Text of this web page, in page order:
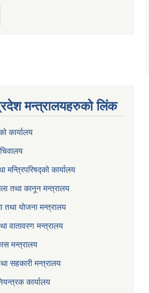
मन्त्रालयहरुको लिंक
कार्यालय
मन्त्रिपरिषद्को कार्यालय
तथा कानून मन्त्रालय
तथा योजना मन्त्रालय
वातावरण मन्त्रालय
मन्त्रालय
सहकारी मन्त्रालय
कार्यालय